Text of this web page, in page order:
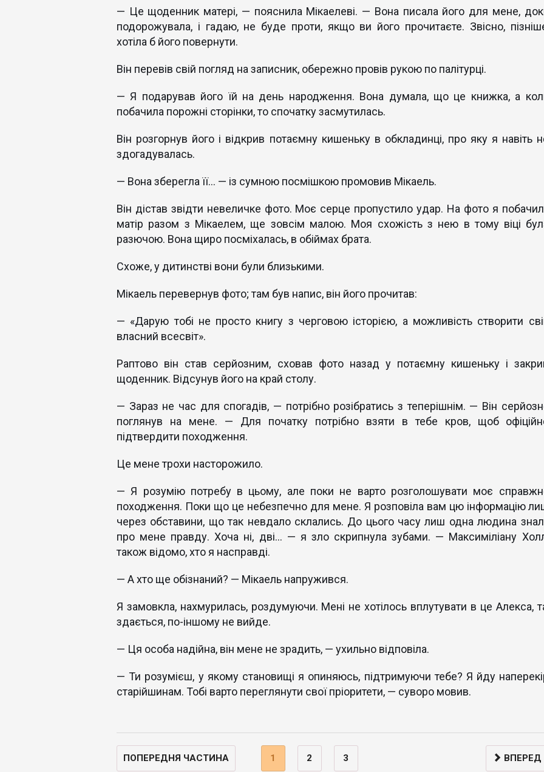
— Це щоденник матері, — пояснила Мікаелеві. — Вона писала його для мене,
подорожувала, і гадаю, не буде проти, якщо ви його прочитаєте. Звісно,
хотіла б його повернути.
Він перевів свій погляд на записник, обережно провів рукою по палітурці.
— Я подарував його їй на день народження. Вона думала, що це книжка, а
побачила порожні сторінки, то спочатку засмутилась.
Він розгорнув його і відкрив потаємну кишеньку в обкладинці, про яку я навіть
здогадувалась.
— Вона зберегла її... — із сумною посмішкою промовив Мікаель.
Він дістав звідти невеличке фото. Моє серце пропустило удар. На фото я
матір разом з Мікаелем, ще зовсім малою. Моя схожість з нею в тому віці
разючою. Вона щиро посміхалась, в обіймах брата.
Схоже, у дитинстві вони були близькими.
Мікаель перевернув фото; там був напис, він його прочитав:
— «Дарую тобі не просто книгу з черговою історією, а можливість створити
власний всесвіт».
Раптово він став серйозним, сховав фото назад у потаємну кишеньку і
щоденник. Відсунув його на край столу.
— Зараз не час для спогадів, — потрібно розібратись з теперішнім. — Він
поглянув на мене. — Для початку потрібно взяти в тебе кров, щоб
підтвердити походження.
Це мене трохи насторожило.
— Я розумію потребу в цьому, але поки не варто розголошувати моє
походження. Поки що це небезпечно для мене. Я розповіла вам цю інформацію
через обставини, що так невдало склались. До цього часу лиш одна людина
про мене правду. Хоча ні, дві... — я зло скрипнула зубами. — Максиміліану
також відомо, хто я насправді.
— А хто ще обізнаний? — Мікаель напружився.
Я замовкла, нахмурилась, роздумуючи. Мені не хотілось вплутувати в це Алекса,
здається, по-іншому не вийде.
— Ця особа надійна, він мене не зрадить, — ухильно відповіла.
— Ти розумієш, у якому становищі я опиняюсь, підтримуючи тебе? Я йду
старійшинам. Тобі варто переглянути свої пріоритети, — суворо мовив.
ПОПЕРЕДНЯ ЧАСТИНА 1 2 3 ВПЕРЕД